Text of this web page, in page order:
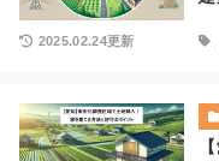
2025.02.24更新